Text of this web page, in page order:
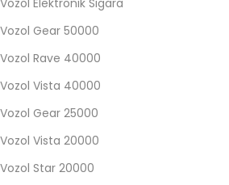
Vozol Elektronik Sigara
Vozol Gear 50000
Vozol Rave 40000
Vozol Vista 40000
Vozol Gear 25000
Vozol Vista 20000
Vozol Star 20000